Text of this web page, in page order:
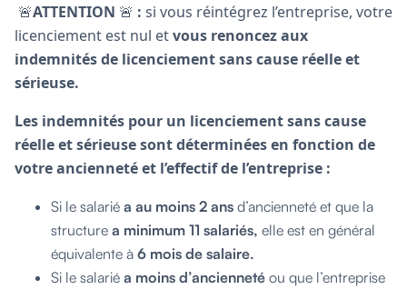
🚨ATTENTION 🚨 : si vous réintégrez l’entreprise, votre
licenciement est nul etvous renoncez aux
indemnités de licenciement sans cause réelle et
sérieuse.
Les indemnités pour un licenciement sans cause
réelle et sérieuse sont déterminées en fonction de
votre ancienneté et l’effectif de l’entreprise :
Si le salarié a au moins 2 ans d’ancienneté et que la
structure a minimum 11 salariés, elle est en général
équivalente à 6 mois de salaire.
Si le salarié a moins d’ancienneté ou que l’entreprise